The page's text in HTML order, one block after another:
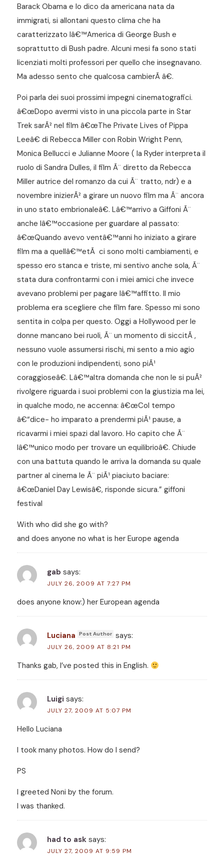
Barack Obama e lo dico da americana nata da
immigrati, si allontani questo clima che ha
caratterizzato lâ€™America di George Bush e
soprattutto di Bush padre. Alcuni mesi fa sono stati
licenziati molti professori per quello che insegnavano.
Ma adesso sento che qualcosa cambierÃ â€.
Poi parla dei suoi prossimi impegni cinematografici.
â€œDopo avermi visto in una piccola parte in Star
Trek sarÃ² nel film â€œThe Private Lives of Pippa
Leeâ€ di Rebecca Miller con Robin Wright Penn,
Monica Bellucci e Julianne Moore ( la Ryder interpreta il
ruolo di Sandra Dulles, il film Ã¨ diretto da Rebecca
Miller autrice del romanzo da cui Ã¨ tratto, ndr) e a
novembre inizierÃ² a girare un nuovo film ma Ã¨ ancora
in uno stato embrionaleâ€. Lâ€™arrivo a Giffoni Ã¨
anche lâ€™occasione per guardare al passato:
â€œQuando avevo ventâ€™anni ho iniziato a girare
film ma a quellâ€™etÃ ci sono molti cambiamenti, e
spesso ero stanca e triste, mi sentivo anche sola, Ã¨
stata dura confrontarmi con i miei amici che invece
avevano problemi per pagare lâ€™affitto. Il mio
problema era scegliere che film fare. Spesso mi sono
sentita in colpa per questo. Oggi a Hollywood per le
donne mancano bei ruoli, Ã¨ un momento di siccitÃ ,
nessuno vuole assumersi rischi, mi sento a mio agio
con le produzioni indipendenti, sono piÃ¹
coraggioseâ€. Lâ€™altra domanda che non le si puÃ²
rivolgere riguarda i suoi problemi con la giustizia ma lei,
in qualche modo, ne accenna: â€œCol tempo
â€“dice- ho imparato a prendermi piÃ¹ pause, a
ricavarmi i miei spazi dal lavoro. Ho capito che Ã¨
lâ€™unico modo per trovare un equilibrioâ€. Chiude
con una battuta quando le arriva la domanda su quale
partner al cinema le Ã¨ piÃ¹ piaciuto baciare:
â€œDaniel Day Lewisâ€, risponde sicura.” giffoni
festival
With who did she go with?
and does anyone no what is her Europe agenda
gab says:
JULY 26, 2009 AT 7:27 PM
does anyone know:) her European agenda
Luciana says:
JULY 26, 2009 AT 8:21 PM
Thanks gab, I’ve posted this in English.
Luigi says:
JULY 27, 2009 AT 5:07 PM
Hello Luciana
I took many photos. How do I send?
PS
I greeted Noni by the forum.
I was thanked.
had to ask says:
JULY 27, 2009 AT 9:59 PM